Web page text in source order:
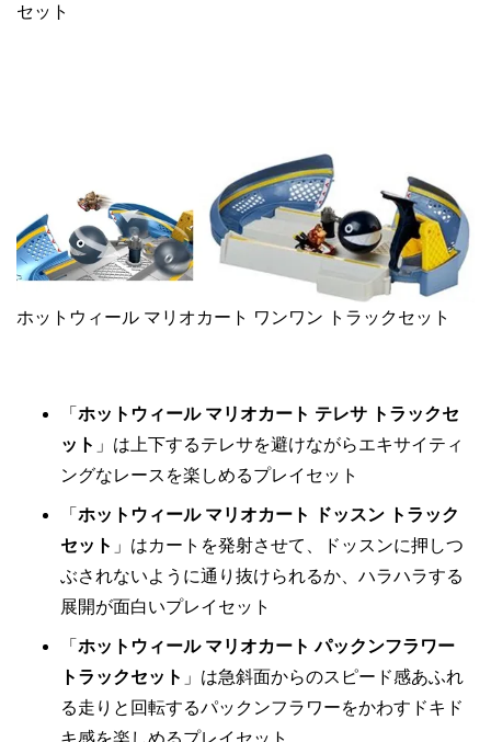
セット
ホットウィール マリオカート ワンワン トラックセット
「 ホットウィール マリオカート テレサ トラックセ
ット 」は上下するテレサを避けながらエキサイティ
ングなレースを楽しめるプレイセット
「 ホットウィール マリオカート ドッスン トラック
セット 」はカートを発射させて、ドッスンに押しつ
ぶされないように通り抜けられるか、ハラハラする
展開が面白いプレイセット
「 ホットウィール マリオカート パックンフラワー
トラックセット 」は急斜面からのスピード感あふれ
る走りと回転するパックンフラワーをかわすドキド
キ感を楽しめるプレイセット